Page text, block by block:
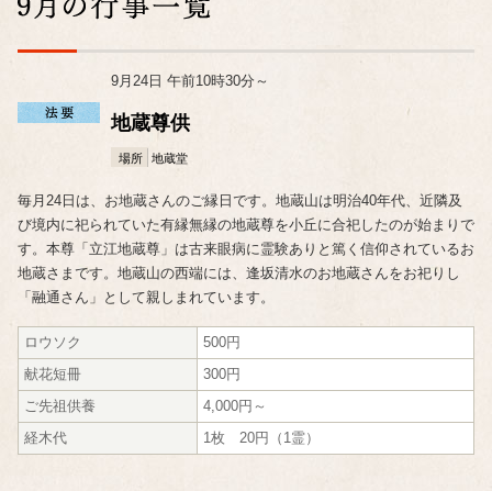
9月24日 午前10時30分～
地蔵尊供
場所 地蔵堂
毎月24日は、お地蔵さんのご縁日です。地蔵山は明治40年代、近隣及
び境内に祀られていた有縁無縁の地蔵尊を小丘に合祀したのが始まりで
す。本尊「立江地蔵尊」は古来眼病に霊験ありと篤く信仰されているお
地蔵さまです。地蔵山の西端には、逢坂清水のお地蔵さんをお祀りし
「融通さん」として親しまれています。
ロウソク
500円
献花短冊
300円
ご先祖供養
4,000円～
経木代
1枚 20円（1霊）